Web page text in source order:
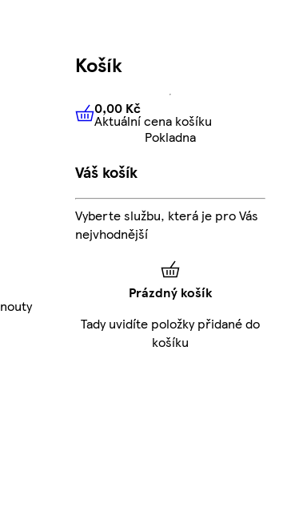
Košík
0,00 KčAktuální cena košíku
0,00 Kč
Aktuální cena košíku
Pokladna
Váš košík
Vyberte službu, která je pro Vás
nejvhodnější
Prázdný košík
Tady uvidíte položky přidané do
košíku